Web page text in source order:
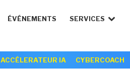
ÉVÉNEMENTS SERVICES
ACCÉLERATEUR IA CYBERCOACH